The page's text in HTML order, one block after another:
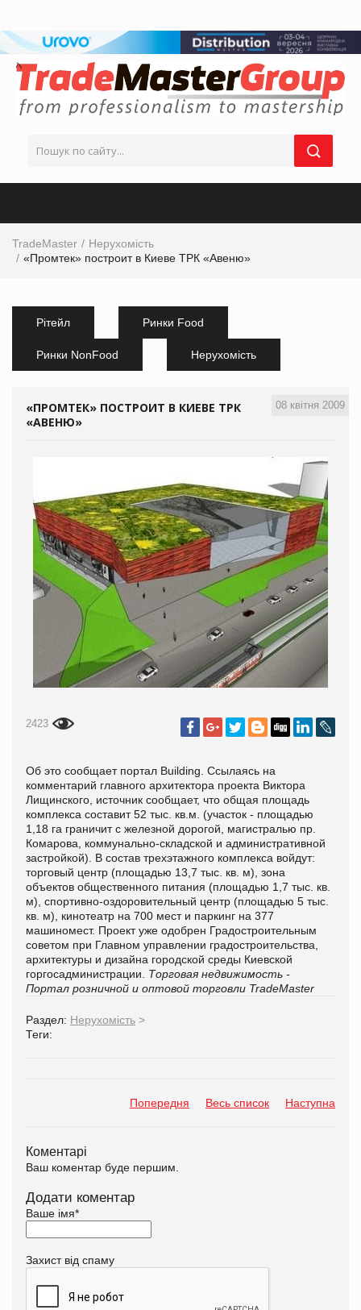
TradeMaster
Нерухомість
«Промтек» построит в Киеве ТРК «Авеню»
Рітейл Ринки Food
Ринки NonFood Нерухомість
08 квітня 2009
«ПРОМТЕК» ПОСТРОИТ В КИЕВЕ ТРК
«АВЕНЮ»
2423
Об это сообщает портал Building. Ссылаясь на
комментарий главного архитектора проекта Виктора
Лищинского, источник сообщает, что общая площадь
комплекса составит 52 тыс. кв.м. (участок - площадью
1,18 га граничит с железной дорогой, магистралью пр.
Комарова, коммунально-складской и административной
застройкой). В состав трехэтажного комплекса войдут:
торговый центр (площадью 13,7 тыс. кв. м), зона
объектов общественного питания (площадью 1,7 тыс. кв.
м), спортивно-оздоровительный центр (площадью 5 тыс.
кв. м), кинотеатр на 700 мест и паркинг на 377
машиномест. Проект уже одобрен Градостроительным
советом при Главном управлении градостроительства,
архитектуры и дизайна городской среды Киевской
горгосадминистрации. Торговая недвижимость -
Портал розничной и оптовой торговли TradeMaster
Раздел: Нерухомість >
Теги:
Попередня Весь список Наступна
Коментарі
Ваш коментар буде першим.
Додати коментар
Ваше імя*
Захист від спаму